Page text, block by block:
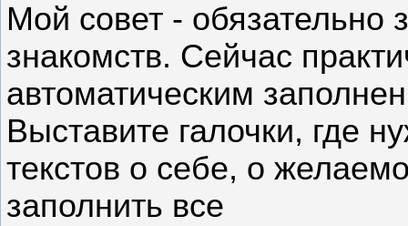
Мой совет - обязательно
знакомств. Сейчас
автоматическим
Выставите галочки, где
текстов о себе, о
заполнить все